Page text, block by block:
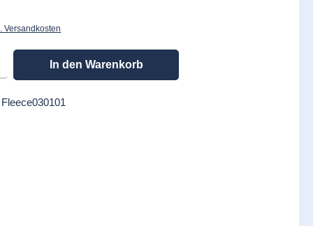
Versandkosten
gewünschten Wert ein oder benutze die Schaltflächen um die Anzahl zu
In den Warenkorb
Fleece030101